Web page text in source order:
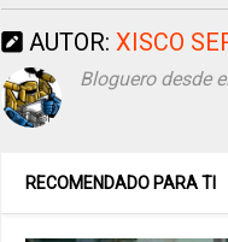
AUTOR: XISCO
Bloguero desde
RECOMENDADO PARA TI